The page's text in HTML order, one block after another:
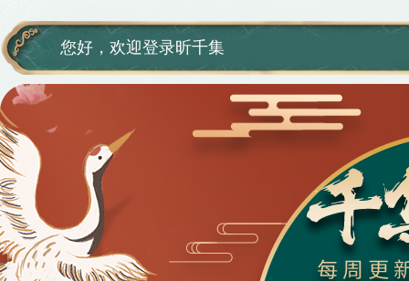
您好，欢迎登录昕千集